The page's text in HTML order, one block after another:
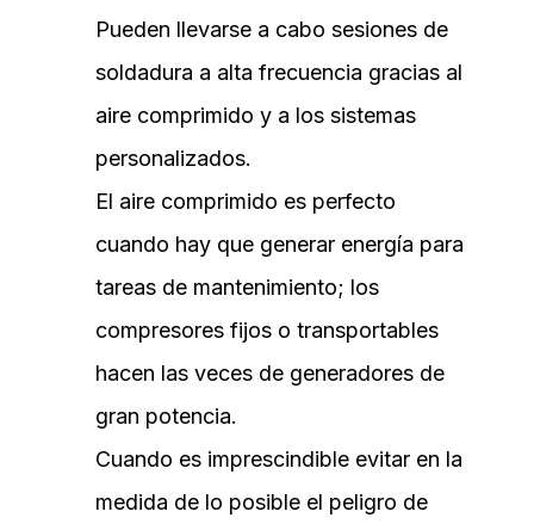
Pueden llevarse a cabo sesiones de
soldadura a alta frecuencia gracias al
aire comprimido y a los sistemas
personalizados.
El aire comprimido es perfecto
cuando hay que generar energía para
tareas de mantenimiento; los
compresores fijos o transportables
hacen las veces de generadores de
gran potencia.
Cuando es imprescindible evitar en la
medida de lo posible el peligro de